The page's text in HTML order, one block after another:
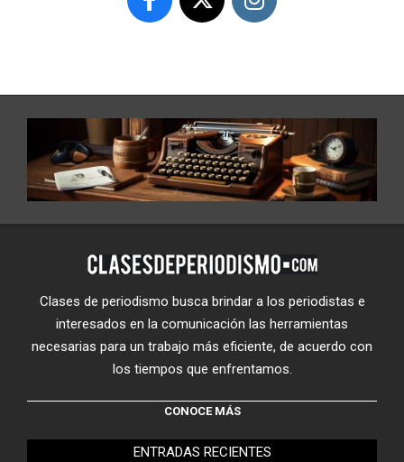
Clases de periodismo busca brindar a los periodistas e
interesados en la comunicación las herramientas
necesarias para un trabajo más eficiente, de acuerdo con
los tiempos que enfrentamos.
CONOCE MÁS
ENTRADAS RECIENTES